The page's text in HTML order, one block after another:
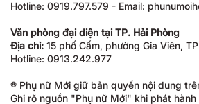
Hotline: 0919.797.579 - Email:
Văn phòng đại diện tại TP. Hải Phòng
Địa chỉ: 15 phố Cấm, phường Gia Viên,
Hotline: 0913.242.977
® Phụ nữ Mới giữ bản quyền nội dung
Ghi rõ nguồn "Phụ nữ Mới" khi phát